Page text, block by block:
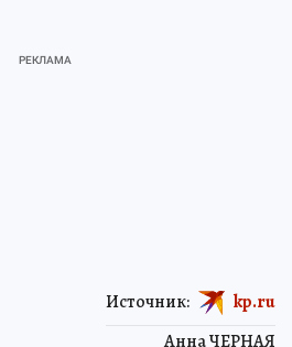
Анна ЧЕРНАЯ
Источник: kp.ru